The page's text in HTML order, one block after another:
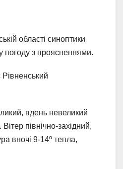
області синоптики
погоду з проясненнями.
вдень невеликий
північно-західний,
вночі 9-14º тепла,